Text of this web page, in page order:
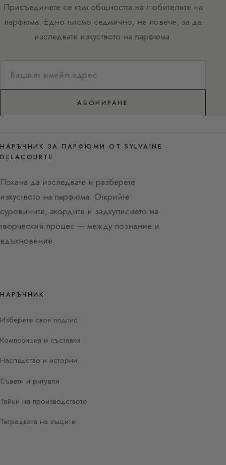
Присъединете се към общността на любителите на
парфюма. Едно писмо седмично, не повече, за да
изследвате изкуството на парфюма.
АБОНИРАНЕ
НАРЪЧНИК ЗА ПАРФЮМИ ОТ SYLVAINE
DELACOURTE
Покана да изследвате и разберете
изкуството на парфюма. Открийте
суровините, акордите и задкулисието на
творческия процес — между познание и
вдъхновение.
НАРЪЧНИК
Изберете своя подпис
Композиция и съставки
Наследство и истории
Съвети и ритуали
Тайни на производството
Тетрадката на къщите